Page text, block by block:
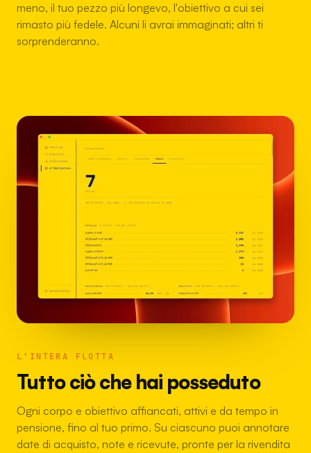
meno, il tuo pezzo più longevo, l'obiettivo a cui sei
rimasto più fedele. Alcuni li avrai immaginati; altri ti
sorprenderanno.
L'INTERA FLOTTA
Tutto ciò che hai posseduto
Ogni corpo e obiettivo affiancati, attivi e da tempo in
pensione, fino al tuo primo. Su ciascuno puoi annotare
date di acquisto, note e ricevute, pronte per la rivendita